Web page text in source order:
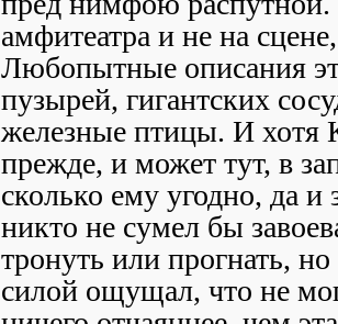
амфитеатра и не на
Любопытные описания
пузырей, гигантских
железные птицы. И хотя
прежде, и может тут, в
сколько ему угодно, да и
никто не сумел бы
тронуть или прогнать,
силой ощущал, что не